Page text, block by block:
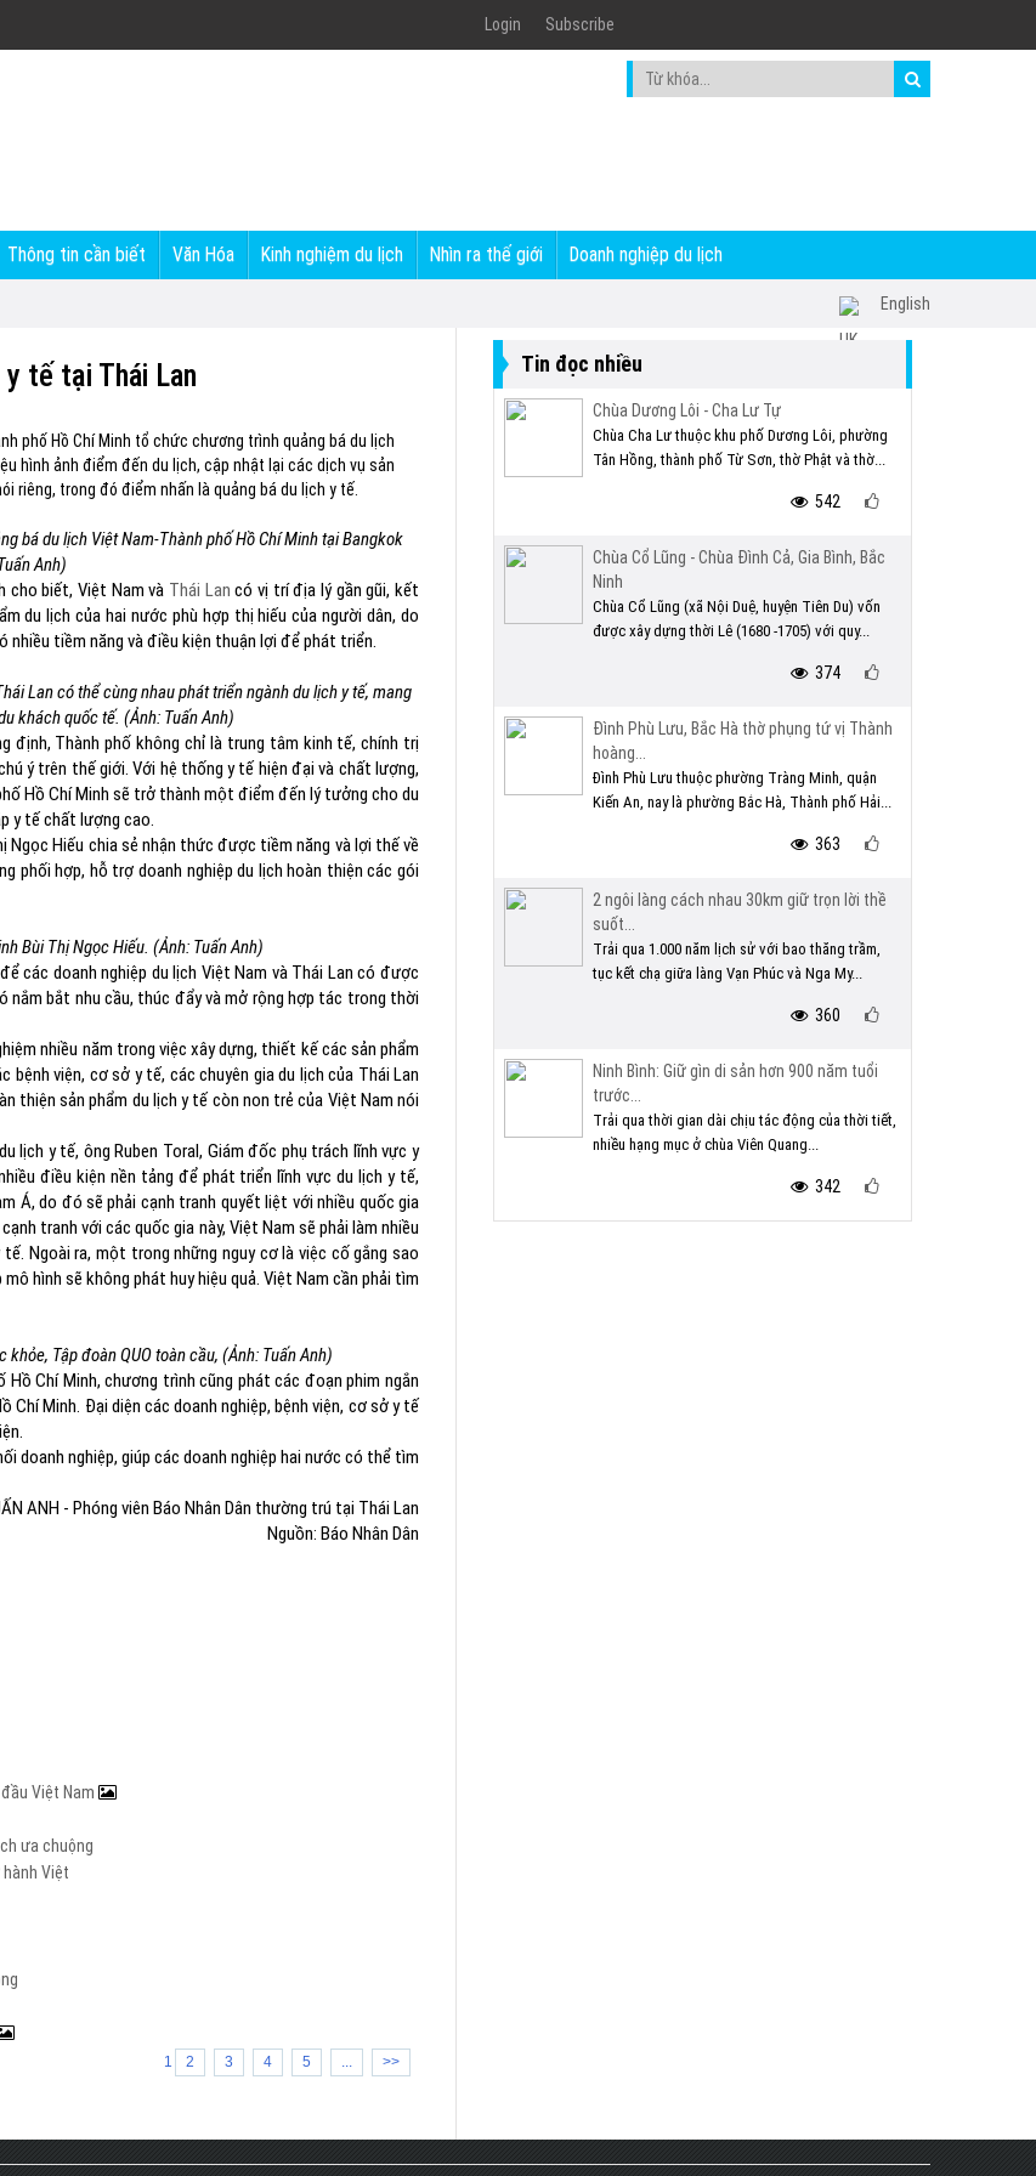
Login Subscribe
Thông tin cần biết Văn Hóa Kinh nghiệm du lịch Nhìn ra thế giới Doanh nghiệp du lịch
English
tế tại Thái Lan
phố Hồ Chí Minh tổ chức chương trình quảng bá du lịch
hình ảnh điểm đến du lịch, cập nhật lại các dịch vụ sản
riêng, trong đó điểm nhấn là quảng bá du lịch y tế.
bá du lịch Việt Nam-Thành phố Hồ Chí Minh tại Bangkok
Anh)
cho biết, Việt Nam và Thái Lan có vị trí địa lý gần gũi, kết
du lịch của hai nước phù hợp thị hiếu của người dân, do
tiềm năng và điều kiện thuận lợi để phát triển.
Lan có thể cùng nhau phát triển ngành du lịch y tế, mang
khách quốc tế. (Ảnh: Tuấn Anh)
định, Thành phố không chỉ là trung tâm kinh tế, chính trị
ý trên thế giới. Với hệ thống y tế hiện đại và chất lượng,
Hồ Chí Minh sẽ trở thành một điểm đến lý tưởng cho du
y tế chất lượng cao.
Ngọc Hiếu chia sẻ nhận thức được tiềm năng và lợi thế về
phối hợp, hỗ trợ doanh nghiệp du lịch hoàn thiện các gói
Bùi Thị Ngọc Hiếu. (Ảnh: Tuấn Anh)
các doanh nghiệp du lịch Việt Nam và Thái Lan có được
bắt nhu cầu, thúc đẩy và mở rộng hợp tác trong thời
nhiều năm trong việc xây dựng, thiết kế các sản phẩm
viện, cơ sở y tế, các chuyên gia du lịch của Thái Lan
thiện sản phẩm du lịch y tế còn non trẻ của Việt Nam nói
y tế, ông Ruben Toral, Giám đốc phụ trách lĩnh vực y
điều kiện nền tảng để phát triển lĩnh vực du lịch y tế,
Á, do đó sẽ phải cạnh tranh quyết liệt với nhiều quốc gia
tranh với các quốc gia này, Việt Nam sẽ phải làm nhiều
Ngoài ra, một trong những nguy cơ là việc cố gắng sao
hình sẽ không phát huy hiệu quả. Việt Nam cần phải tìm
Tập đoàn QUO toàn cầu, (Ảnh: Tuấn Anh)
Chí Minh, chương trình cũng phát các đoạn phim ngắn
Chí Minh. Đại diện các doanh nghiệp, bệnh viện, cơ sở y tế
doanh nghiệp, giúp các doanh nghiệp hai nước có thể tìm
ANH - Phóng viên Báo Nhân Dân thường trú tại Thái Lan
Nguồn: Báo Nhân Dân
Việt Nam
ưa chuộng
hành Việt
1 2 3 4 5 ... >>
Tin đọc nhiều
Chùa Dương Lôi - Cha Lư Tự
Chùa Cha Lư thuộc khu phố Dương Lôi, phường
Tân Hồng, thành phố Từ Sơn, thờ Phật và thờ...
542
Chùa Cổ Lũng - Chùa Đình Cả, Gia Bình, Bắc
Ninh
Chùa Cổ Lũng (xã Nội Duệ, huyện Tiên Du) vốn
được xây dựng thời Lê (1680 -1705) với quy...
374
Đình Phù Lưu, Bắc Hà thờ phụng tứ vị Thành
hoàng...
Đình Phù Lưu thuộc phường Tràng Minh, quận
Kiến An, nay là phường Bắc Hà, Thành phố Hải...
363
2 ngôi làng cách nhau 30km giữ trọn lời thề
suốt...
Trải qua 1.000 năm lịch sử với bao thăng trầm,
tục kết chạ giữa làng Vạn Phúc và Nga My...
360
Ninh Bình: Giữ gìn di sản hơn 900 năm tuổi
trước...
Trải qua thời gian dài chịu tác động của thời tiết,
nhiều hạng mục ở chùa Viên Quang...
342